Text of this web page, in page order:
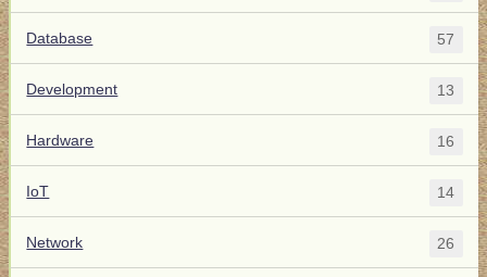
Database 57
Development 13
Hardware 16
IoT 14
Network 26